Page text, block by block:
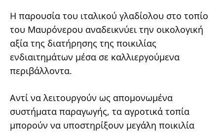
Η παρουσία του ιταλικού γλαδίολου στο τοπίο
του Μαυρόνερου αναδεικνύει την οικολογική
αξία της διατήρησης της ποικιλίας
ενδιαιτημάτων μέσα σε καλλιεργούμενα
περιβάλλοντα.
Αντί να λειτουργούν ως απομονωμένα
συστήματα παραγωγής, τα αγροτικά τοπία
μπορούν να υποστηρίξουν μεγάλη ποικιλία